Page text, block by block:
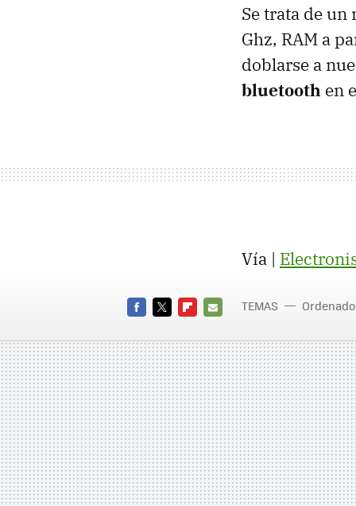
Se trata de
Ghz, RAM a
doblarse a
bluetooth en
Vía |
MAIL
TEMAS